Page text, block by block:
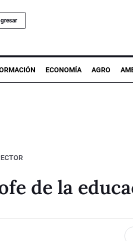
ECONOMÍA AGRO
de la